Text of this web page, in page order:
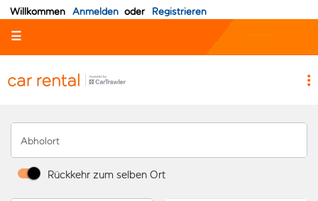
Willkommen Anmelden oder Registrieren
☰
Abholort
Rückkehr zum selben Ort